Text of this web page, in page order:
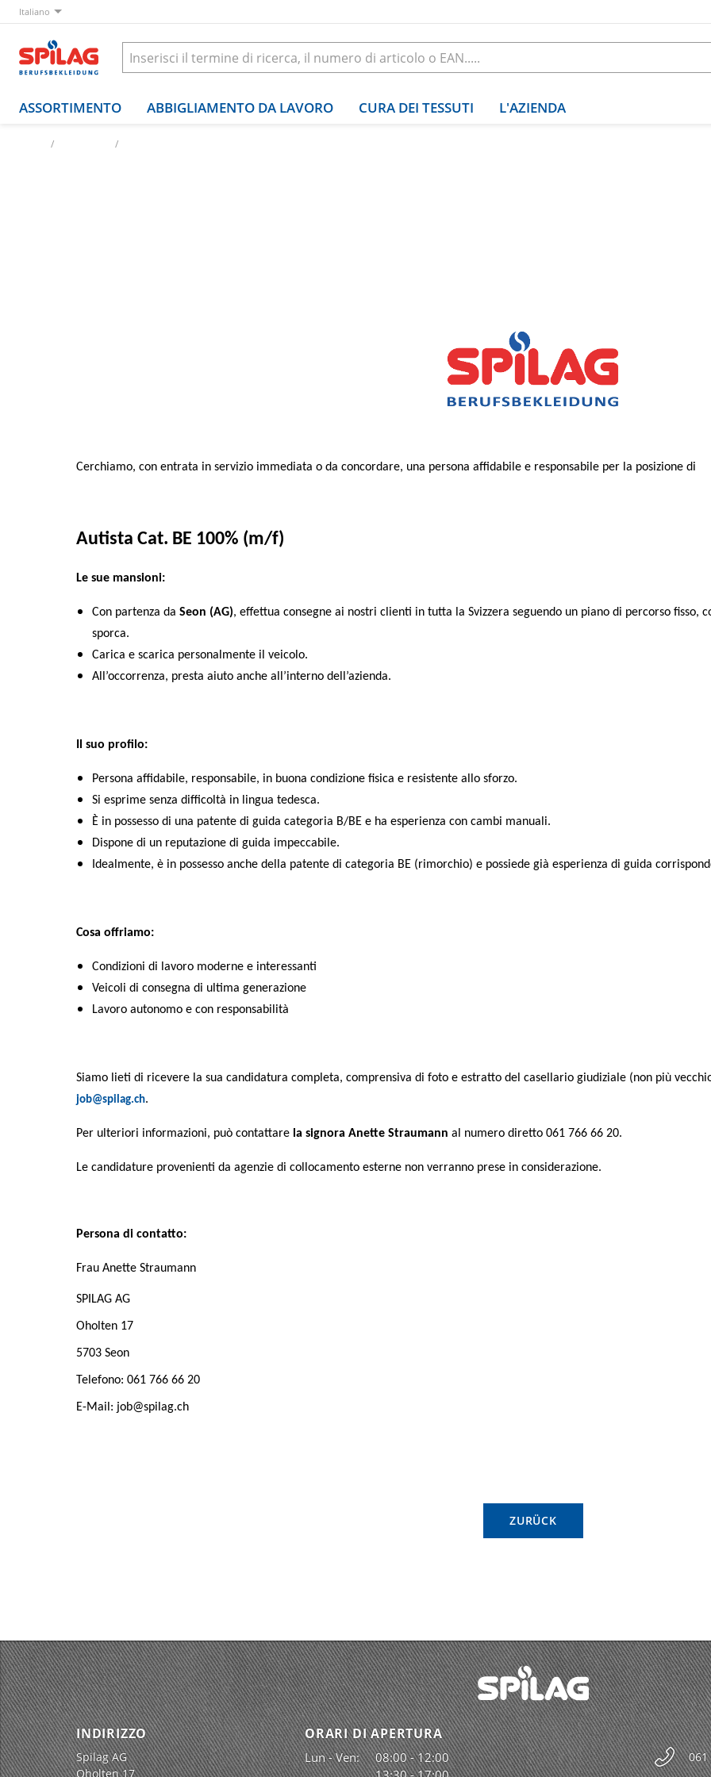
Italiano
ASSORTIMENTO ABBIGLIAMENTO DA LAVORO CURA DEI TESSUTI L'AZIENDA
Cerchiamo, con entrata in servizio immediata o da concordare, una persona affidabile e responsabile per la posizione di
Autista Cat. BE 100% (m/f)
Le sue mansioni:
Con partenza da Seon (AG), effettua consegne ai nostri clienti in tutta la Svizzera seguendo un piano di percorso fisso,
sporca.
Carica e scarica personalmente il veicolo.
All’occorrenza, presta aiuto anche all’interno dell’azienda.
Il suo profilo:
Persona affidabile, responsabile, in buona condizione fisica e resistente allo sforzo.
Si esprime senza difficoltà in lingua tedesca.
È in possesso di una patente di guida categoria B/BE e ha esperienza con cambi manuali.
Dispone di un reputazione di guida impeccabile.
Idealmente, è in possesso anche della patente di categoria BE (rimorchio) e possiede già esperienza di guida
Cosa offriamo:
Condizioni di lavoro moderne e interessanti
Veicoli di consegna di ultima generazione
Lavoro autonomo e con responsabilità
Siamo lieti di ricevere la sua candidatura completa, comprensiva di foto e estratto del casellario giudiziale (non più
job@spilag.ch.
Per ulteriori informazioni, può contattare la signora Anette Straumann al numero diretto 061 766 66 20.
Le candidature provenienti da agenzie di collocamento esterne non verranno prese in considerazione.
Persona di contatto:
Frau Anette Straumann
SPILAG AG
Oholten 17
5703 Seon
Telefono: 061 766 66 20
E-Mail: job@spilag.ch
ZURÜCK
INDIRIZZO
Spilag AG
Oholten 17
ORARI DI APERTURA
Lun - Ven:
08:00 - 12:00
061